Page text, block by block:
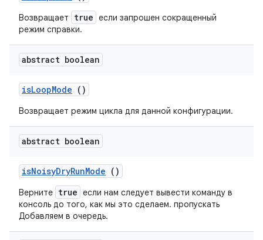
Возвращает true если запрошен сокращенный
режим справки.
abstract boolean
isLoopMode ()
Возвращает режим цикла для данной конфигурации.
abstract boolean
isNoisyDryRunMode ()
Верните true если нам следует вывести команду в
консоль до того, как мы это сделаем. пропускать
Добавляем в очередь.